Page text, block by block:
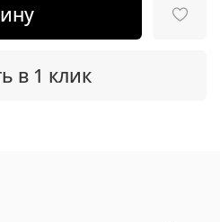
в 1 клик